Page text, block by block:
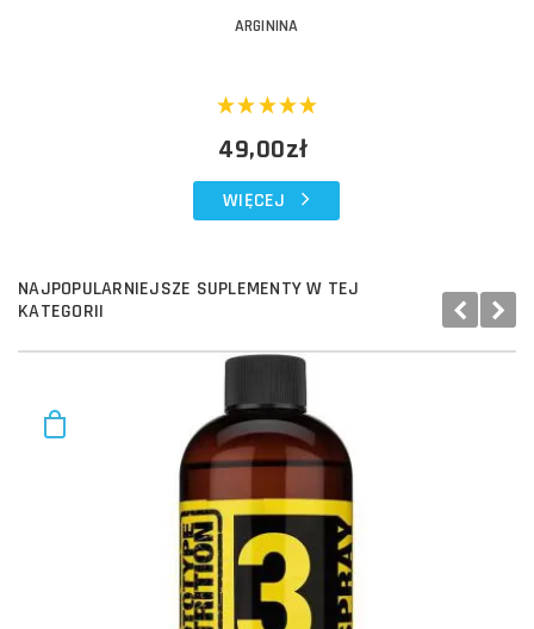
ARGININA
49,00zł
WIĘCEJ
NAJPOPULARNIEJSZE SUPLEMENTY W TEJ
KATEGORII